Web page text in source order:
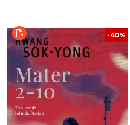
-40%